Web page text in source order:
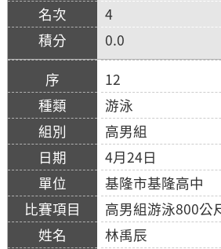
4
0.0
12
游泳
高男組
4月24日
基隆市基隆高中
高男組游泳800公
林禹辰